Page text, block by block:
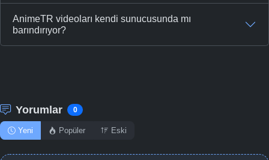
AnimeTR videoları kendi sunucusunda mı
barındırıyor?
Yorumlar 0
Yeni Popüler Eski